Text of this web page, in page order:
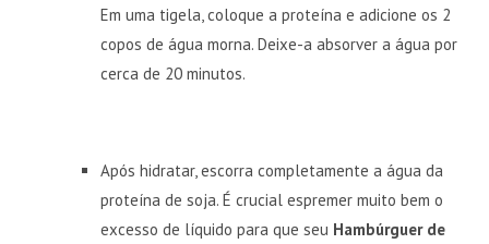
Em uma tigela, coloque a proteína e adicione os 2
copos de água morna. Deixe-a absorver a água por
cerca de 20 minutos.
Após hidratar, escorra completamente a água da
proteína de soja. É crucial espremer muito bem o
excesso de líquido para que seu Hambúrguer de